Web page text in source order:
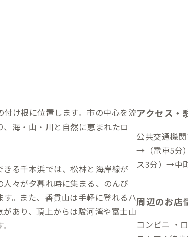
け根に位置します。市の中心を流
海・山・川と自然に恵まれたロ
る千本浜では、松林と海岸線が
々が夕暮れ時に集まる、のんび
す。また、香貫山は手軽に登れるハ
あり、頂上からは駿河湾や富士山
アクセス・
公共交通機
→（電車5分
ス3分）→中町→（徒歩1分
ら →（一般
1時間30分
周辺のお店
コンビニ ・ロ